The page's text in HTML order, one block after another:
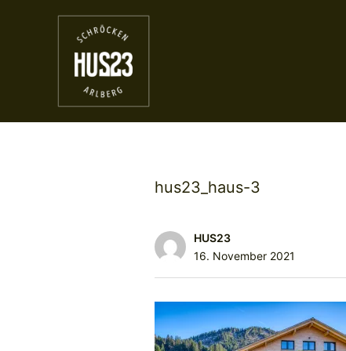
hus23_haus-3
HUS23
16. November 2021